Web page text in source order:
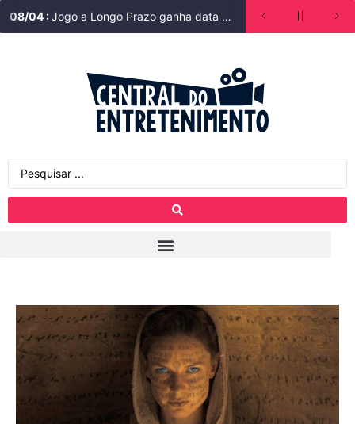
08/04 :Jogo a Longo Prazo ganha data de estreia na Bienal do Livro de São Paulo